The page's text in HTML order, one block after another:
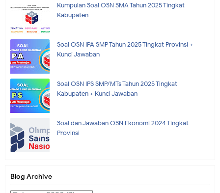
Kumpulan Soal OSN SMA Tahun 2025 Tingkat
Kabupaten
Soal OSN IPA SMP Tahun 2025 Tingkat Provinsi +
Kunci Jawaban
Soal OSN IPS SMP/MTs Tahun 2025 Tingkat
Kabupaten + Kunci Jawaban
Soal dan Jawaban OSN Ekonomi 2024 Tingkat
Provinsi
Blog Archive